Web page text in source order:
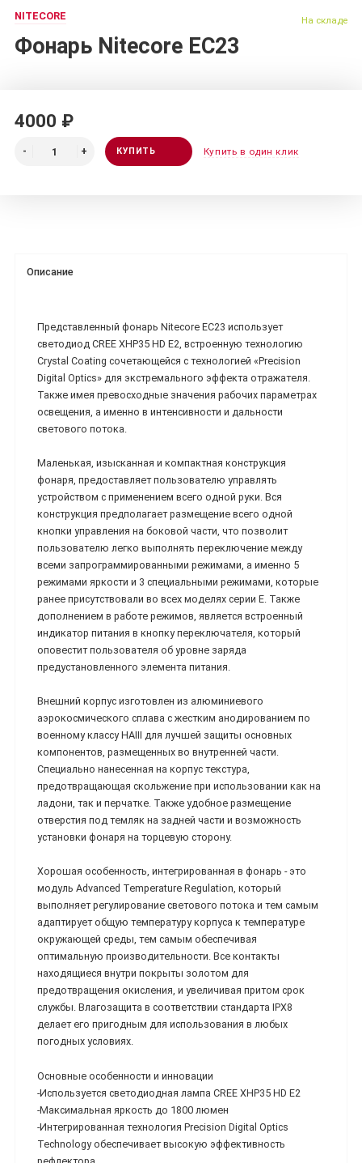
NITECORE
Фонарь Nitecore EC23
На складе
4000 ₽
КУПИТЬ Купить в один клик
Описание
Представленный фонарь Nitecore EC23 использует
светодиод CREE XHP35 HD E2, встроенную технологию
Crystal Coating сочетающейся с технологией «Precision
Digital Optics» для экстремального эффекта отражателя.
Также имея превосходные значения рабочих параметрах
освещения, а именно в интенсивности и дальности
светового потока.
Маленькая, изысканная и компактная конструкция
фонаря, предоставляет пользователю управлять
устройством с применением всего одной руки. Вся
конструкция предполагает размещение всего одной
кнопки управления на боковой части, что позволит
пользователю легко выполнять переключение между
всеми запрограммированными режимами, а именно 5
режимами яркости и 3 специальными режимами, которые
ранее присутствовали во всех моделях серии E. Также
дополнением в работе режимов, является встроенный
индикатор питания в кнопку переключателя, который
оповестит пользователя об уровне заряда
предустановленного элемента питания.
Внешний корпус изготовлен из алюминиевого
аэрокосмического сплава с жестким анодированием по
военному классу HAIII для лучшей защиты основных
компонентов, размещенных во внутренней части.
Специально нанесенная на корпус текстура,
предотвращающая скольжение при использовании как на
ладони, так и перчатке. Также удобное размещение
отверстия под темляк на задней части и возможность
установки фонаря на торцевую сторону.
Хорошая особенность, интегрированная в фонарь - это
модуль Advanced Temperature Regulation, который
выполняет регулирование светового потока и тем самым
адаптирует общую температуру корпуса к температуре
окружающей среды, тем самым обеспечивая
оптимальную производительности. Все контакты
находящиеся внутри покрыты золотом для
предотвращения окисления, и увеличивая притом срок
службы. Влагозащита в соответствии стандарта IPX8
делает его пригодным для использования в любых
погодных условиях.
Основные особенности и инновации
-Используется светодиодная лампа CREE ХНР35 HD Е2
-Максимальная яркость до 1800 люмен
-Интегрированная технология Precision Digital Optics
Technology обеспечивает высокую эффективность